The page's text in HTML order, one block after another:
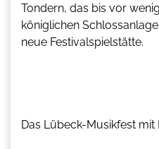
Tondern, das bis vor
königlichen
neue Festivalspielstätte.
Das Lübeck-Musikfest mit